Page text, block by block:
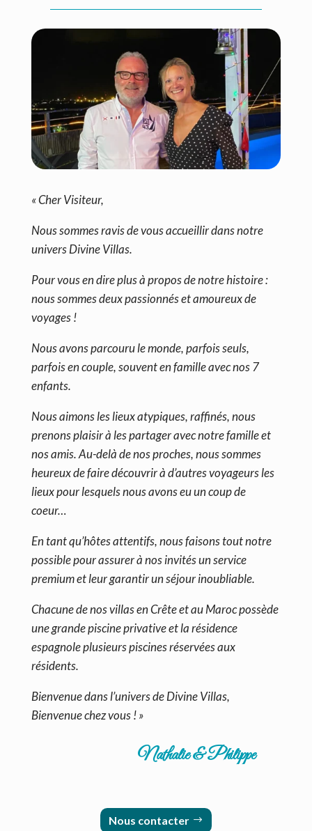
« Cher Visiteur,
Nous sommes ravis de vous accueillir dans notre
univers Divine Villas.
Pour vous en dire plus à propos de notre histoire :
nous sommes deux passionnés et amoureux de
voyages !
Nous avons parcouru le monde, parfois seuls,
parfois en couple, souvent en famille avec nos 7
enfants.
Nous aimons les lieux atypiques, raffinés, nous
prenons plaisir à les partager avec notre famille et
nos amis. Au-delà de nos proches, nous sommes
heureux de faire découvrir à d’autres voyageurs les
lieux pour lesquels nous avons eu un coup de
coeur…
En tant qu’hôtes attentifs, nous faisons tout notre
possible pour assurer à nos invités un service
premium et leur garantir un séjour inoubliable.
Chacune de nos villas en Crête et au Maroc possède
une grande piscine privative et la résidence
espagnole plusieurs piscines réservées aux
résidents.
Bienvenue dans l’univers de Divine Villas,
Bienvenue chez vous ! »
Nathalie & Philippe
Nous contacter